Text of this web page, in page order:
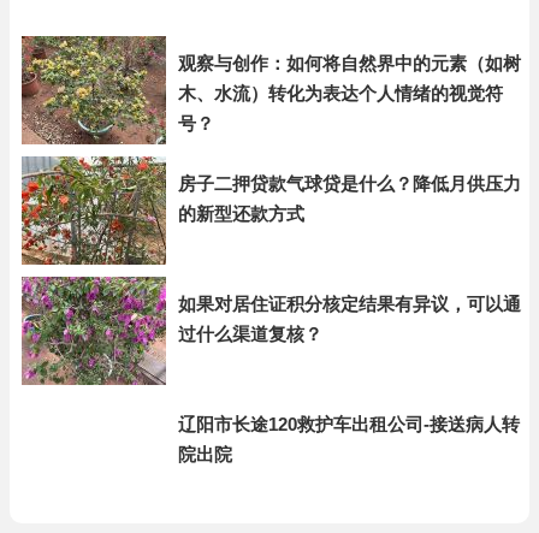
观察与创作：如何将自然界中的元素（如树
木、水流）转化为表达个人情绪的视觉符
号？
房子二押贷款气球贷是什么？降低月供压力
的新型还款方式
如果对居住证积分核定结果有异议，可以通
过什么渠道复核？
辽阳市长途120救护车出租公司-接送病人转
院出院